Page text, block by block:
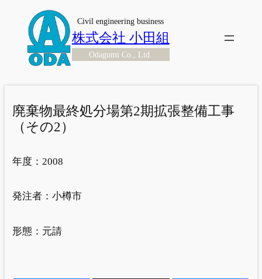
プ
Civil engineering business
株式会社 小田組
Odagumi Co., Ltd.
廃棄物最終処分場第2期拡張整備工事
（その2）
年度： 2008
発注者：小樽市
形態： 元請